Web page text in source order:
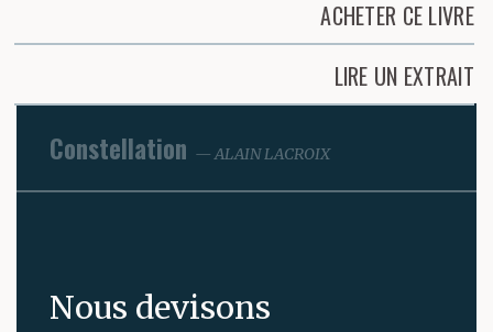
ACHETER CE LIVRE
LIRE UN EXTRAIT
Constellation ALAIN LACROIX
Nous devisons